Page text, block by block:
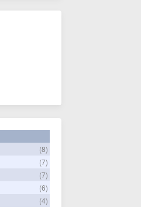
(8)
(7)
(7)
(6)
(4)